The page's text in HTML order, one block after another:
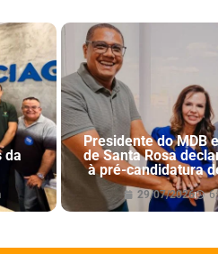
da
Presidente do MDB
de Santa Rosa
à pré-candidatura
29/07/2026